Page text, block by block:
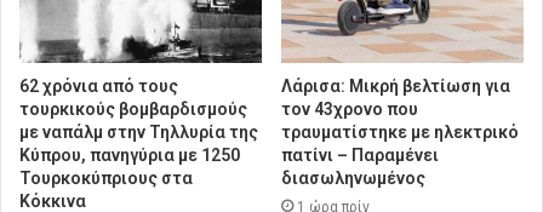
62 χρόνια από τους
τουρκικούς βομβαρδισμούς
με ναπάλμ στην Τηλλυρία της
Κύπρου, πανηγύρια με 1250
Τουρκοκύπριους στα
Κόκκινα
Λάρισα: Μικρή βελτίωση για
τον 43χρονο που
τραυματίστηκε με ηλεκτρικό
πατίνι – Παραμένει
διασωληνωμένος
1 ώρα πρίν